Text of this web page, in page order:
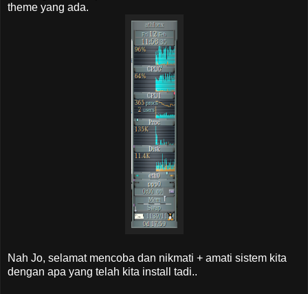
theme yang ada.
Nah Jo, selamat mencoba dan nikmati + amati sistem kita
dengan apa yang telah kita install tadi..